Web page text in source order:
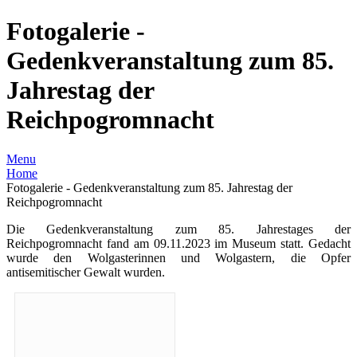
Fotogalerie -
Gedenkveranstaltung zum 85.
Jahrestag der
Reichpogromnacht
Menu
Home
Fotogalerie - Gedenkveranstaltung zum 85. Jahrestag der
Reichpogromnacht
Die Gedenkveranstaltung zum 85. Jahrestages der
Reichpogromnacht fand am 09.11.2023 im Museum statt. Gedacht
wurde den Wolgasterinnen und Wolgastern, die Opfer
antisemitischer Gewalt wurden.